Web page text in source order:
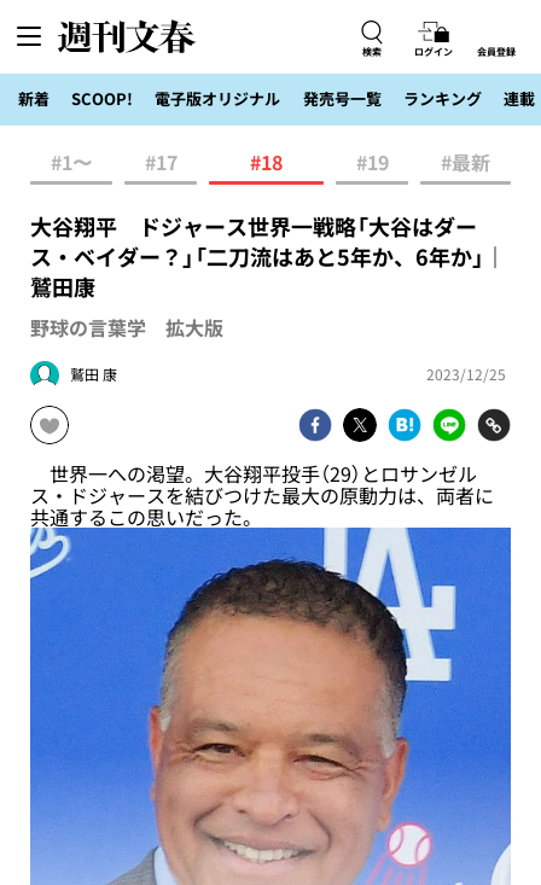
検索 ログイン 会員登録
新着 SCOOP! 電子版オリジナル 発売号一覧 ランキング 連載
#1〜 #17 #18 #19 #最新
大谷翔平 ドジャース世界一戦略「大谷はダー
ス・ベイダー？」「二刀流はあと5年か、6年か」｜
鷲田康
野球の言葉学 拡大版
鷲田 康 2023/12/25
世界一への渇望。大谷翔平投手（29）とロサンゼル
ス・ドジャースを結びつけた最大の原動力は、両者に
共通するこの思いだった。